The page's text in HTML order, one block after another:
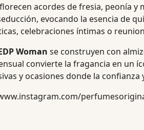
florecen acordes de fresia, peonía y
evocando la esencia de
celebraciones íntimas o
Woman se construyen con
convierte la fragancia en un
y ocasiones donde la